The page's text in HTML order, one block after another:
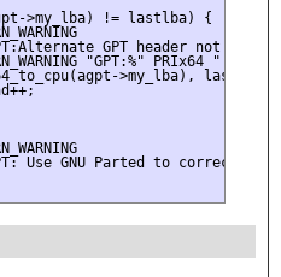
>my_lba) != lastlba) {
GPT header not at
"GPT:%" PRIx64 " != %"
>my_lba), lastlba);
Use GNU Parted to correct GPT